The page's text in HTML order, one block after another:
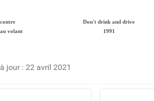
volant
Don't drink and drive
1991
jour : 22 avril 2021